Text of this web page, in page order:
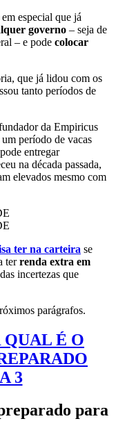
especial que já
governo – seja de
– e pode colocar
que já lidou com os
tanto períodos de
da Empiricus
período de vacas
entregar
na década passada,
elevados mesmo com
ter na carteira se
terrenda extra em
incertezas que
parágrafos.
QUAL É O
3
para